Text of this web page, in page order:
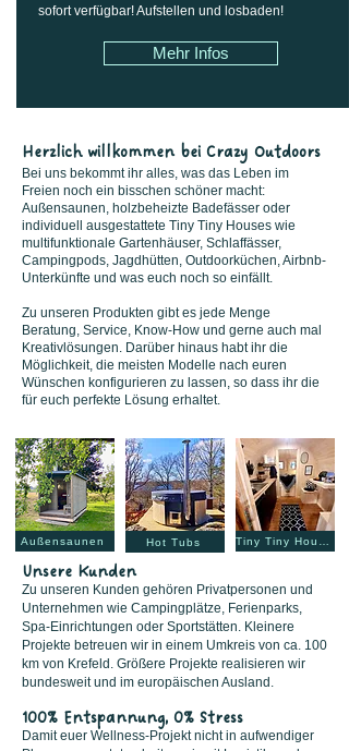
sofort verfügbar! Aufstellen und losbaden!
Mehr Infos
Herzlich willkommen bei Crazy Outdoors
Bei uns bekommt ihr alles, was das Leben im
Freien noch ein bisschen schöner macht:
Außensaunen, holzbeheizte Badefässer oder
individuell ausgestattete Tiny Tiny Houses wie
multifunktionale Gartenhäuser, Schlaffässer,
Campingpods, Jagdhütten, Outdoorküchen, Airbnb-
Unterkünfte und was euch noch so einfällt.
Zu unseren Produkten gibt es jede Menge
Beratung, Service, Know-How und gerne auch mal
Kreativlösungen. Darüber hinaus habt ihr die
Möglichkeit, die meisten Modelle nach euren
Wünschen konfigurieren zu lassen, so dass ihr die
für euch perfekte Lösung erhaltet.
Außensaunen Hot Tubs
Unsere Kunden
Zu unseren Kunden gehören Privatpersonen und
Unternehmen wie Campingplätze, Ferienparks,
Spa-Einrichtungen oder Sportstätten. Kleinere
Projekte betreuen wir in einem Umkreis von ca. 100
km von Krefeld. Größere Projekte realisieren wir
bundesweit und im europäischen Ausland.
100% Entspannung, 0% Stress
Damit euer Wellness-Projekt nicht in aufwendiger